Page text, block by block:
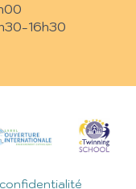
16h30